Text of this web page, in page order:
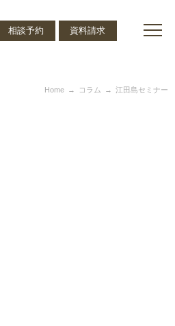
相談予約 資料請求
Home コラム 江田島セミナー